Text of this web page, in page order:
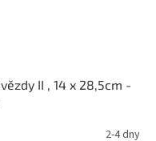
II , 14 x 28,5cm -
2-4 dny